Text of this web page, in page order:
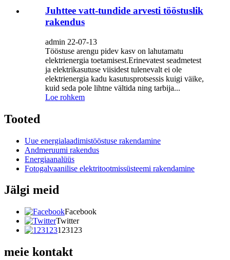
Juhttee vatt-tundide arvesti tööstuslik
rakendus
admin 22-07-13
Tööstuse arengu pidev kasv on lahutamatu
elektrienergia toetamisest.Erinevatest seadmetest
ja elektrikasutuse viisidest tulenevalt ei ole
elektrienergia kadu kasutusprotsessis kuigi väike,
kuid seda pole lihtne vältida ning tarbija...
Loe rohkem
Tooted
Uue energialaadimistööstuse rakendamine
Andmeruumi rakendus
Energiaanalüüs
Fotogalvaanilise elektritootmissüsteemi rakendamine
Jälgi meid
Facebook
Twitter
123123
meie kontakt